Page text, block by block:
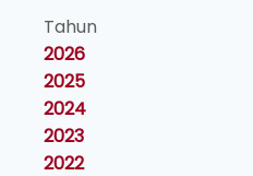
Tahun
2026
2025
2024
2023
2022